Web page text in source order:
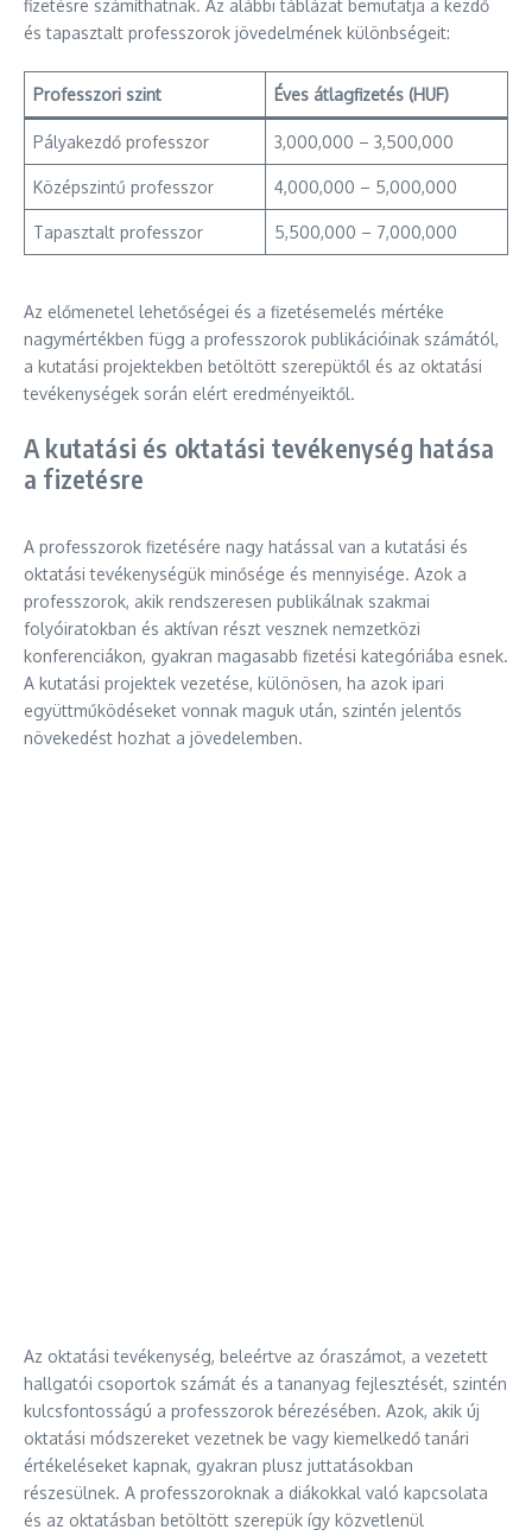
fizetésre számíthatnak. Az alábbi táblázat bemutatja a kezdő
és tapasztalt professzorok jövedelmének különbségeit:
Professzori szint Éves átlagfizetés (HUF)
Pályakezdő professzor 3,000,000 – 3,500,000
Középszintű professzor 4,000,000 – 5,000,000
Tapasztalt professzor 5,500,000 – 7,000,000
Az előmenetel lehetőségei és a fizetésemelés mértéke
nagymértékben függ a professzorok publikációinak számától,
a kutatási projektekben betöltött szerepüktől és az oktatási
tevékenységek során elért eredményeiktől.
A kutatási és oktatási tevékenység hatása
a fizetésre
A professzorok fizetésére nagy hatással van a kutatási és
oktatási tevékenységük minősége és mennyisége. Azok a
professzorok, akik rendszeresen publikálnak szakmai
folyóiratokban és aktívan részt vesznek nemzetközi
konferenciákon, gyakran magasabb fizetési kategóriába esnek.
A kutatási projektek vezetése, különösen, ha azok ipari
együttműködéseket vonnak maguk után, szintén jelentős
növekedést hozhat a jövedelemben.
Az oktatási tevékenység, beleértve az óraszámot, a vezetett
hallgatói csoportok számát és a tananyag fejlesztését, szintén
kulcsfontosságú a professzorok bérezésében. Azok, akik új
oktatási módszereket vezetnek be vagy kiemelkedő tanári
értékeléseket kapnak, gyakran plusz juttatásokban
részesülnek. A professzoroknak a diákokkal való kapcsolata
és az oktatásban betöltött szerepük így közvetlenül